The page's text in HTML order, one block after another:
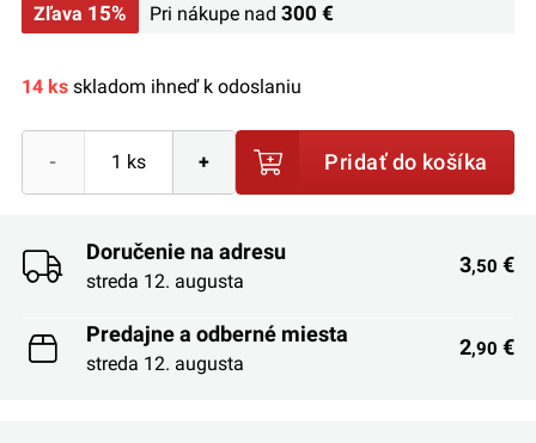
Zľava 15% Pri nákupe nad300 €
14 ksskladom ihneď k odoslaniu
- + Pridať do košíka
Doručenie na adresu
streda 12. augusta
3,50 €
Predajne a odberné miesta
streda 12. augusta
2,90 €